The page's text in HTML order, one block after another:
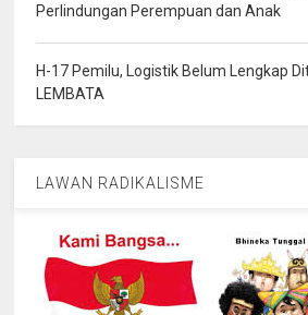
Perlindungan Perempuan dan Anak
H-17 Pemilu, Logistik Belum Lengkap
LEMBATA
LAWAN RADIKALISME